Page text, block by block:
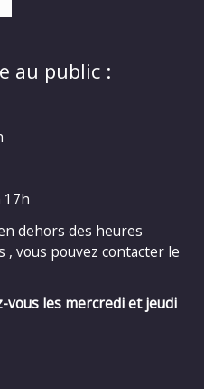
au public :
17h
dehors des heures
, vous pouvez contacter le
vous les mercredi et jeudi